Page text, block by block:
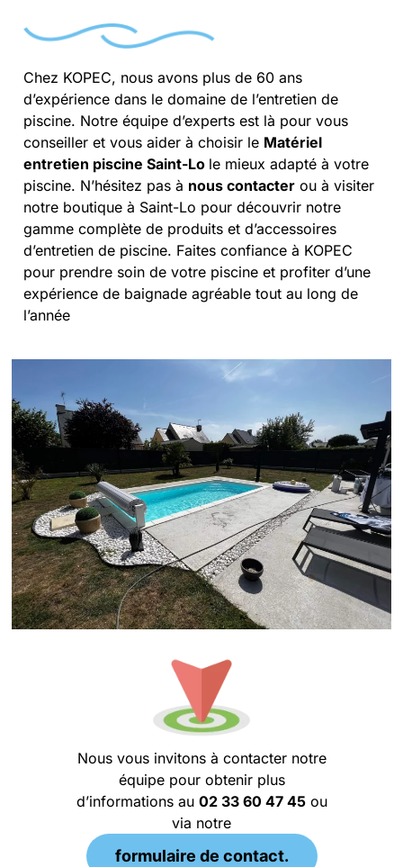
Chez KOPEC, nous avons plus de 60 ans
d’expérience dans le domaine de l’entretien de
piscine. Notre équipe d’experts est là pour vous
conseiller et vous aider à choisir le Matériel
entretien piscine Saint-Lo le mieux adapté à votre
piscine. N’hésitez pas à nous contacter ou à visiter
notre boutique à Saint-Lo pour découvrir notre
gamme complète de produits et d’accessoires
d’entretien de piscine. Faites confiance à KOPEC
pour prendre soin de votre piscine et profiter d’une
expérience de baignade agréable tout au long de
l’année
Nous vous invitons à contacter notre
équipe pour obtenir plus
d’informations au 02 33 60 47 45ou
via notre
formulaire de contact.